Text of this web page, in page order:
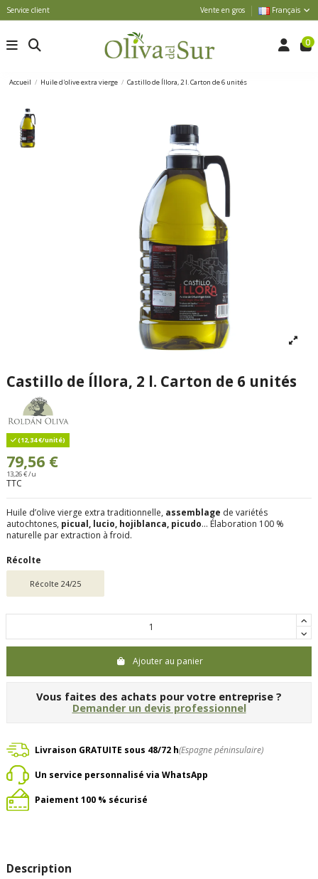
Service client Vente en gros Français
0
Accueil Huile d'olive extra vierge Castillo de Íllora, 2 l. Carton de 6 unités
Castillo de Íllora, 2 l. Carton de 6 unités
(12,34 €/unité)
79,56 €
13,26 € /u
TTC
Huile d’olive vierge extra traditionnelle, assemblage de variétés
autochtones, picual, lucio, hojiblanca, picudo... Élaboration 100 %
naturelle par extraction à froid.
Récolte
Récolte 24/25
Ajouter au panier
Vous faites des achats pour votre entreprise ?
Demander un devis professionnel
Livraison GRATUITE sous 48/72 h(Espagne péninsulaire)
Un service personnalisé via WhatsApp
Paiement 100 % sécurisé
Description